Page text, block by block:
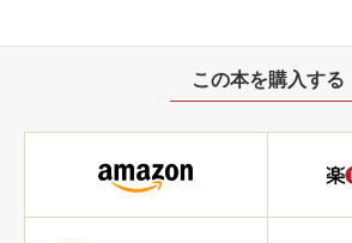
この本を購入する